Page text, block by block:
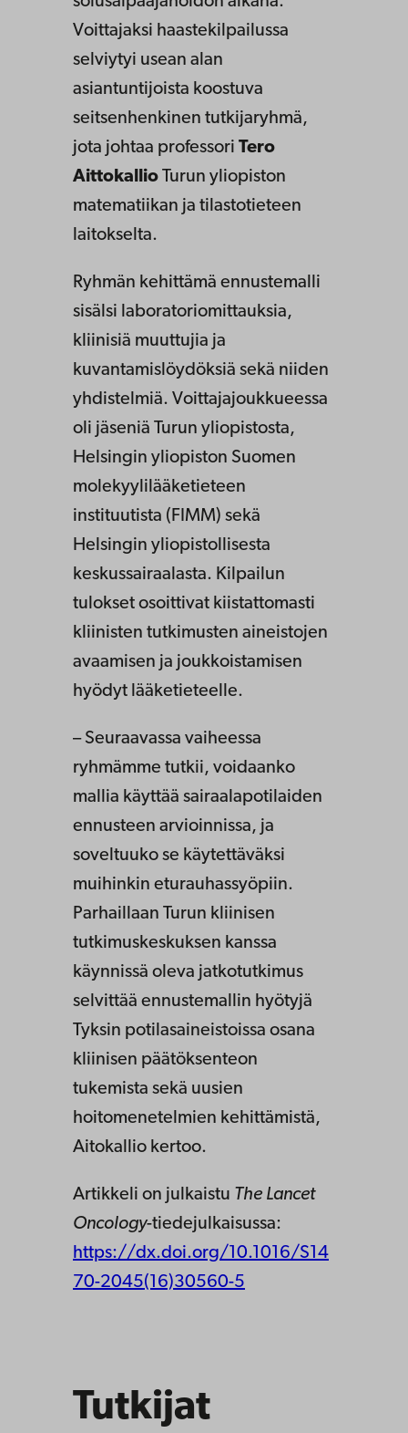
Voittajaksi haastekilpailussa
selviytyi usean alan
asiantuntijoista koostuva
seitsenhenkinen tutkijaryhmä,
jota johtaa professori Tero
Aittokallio Turun yliopiston
matematiikan ja tilastotieteen
laitokselta.
Ryhmän kehittämä ennustemalli
sisälsi laboratoriomittauksia,
kliinisiä muuttujia ja
kuvantamislöydöksiä sekä niiden
yhdistelmiä. Voittajajoukkueessa
oli jäseniä Turun yliopistosta,
Helsingin yliopiston Suomen
molekyylilääketieteen
instituutista (FIMM) sekä
Helsingin yliopistollisesta
keskussairaalasta. Kilpailun
tulokset osoittivat kiistattomasti
kliinisten tutkimusten aineistojen
avaamisen ja joukkoistamisen
hyödyt lääketieteelle.
– Seuraavassa vaiheessa
ryhmämme tutkii, voidaanko
mallia käyttää sairaalapotilaiden
ennusteen arvioinnissa, ja
soveltuuko se käytettäväksi
muihinkin eturauhassyöpiin.
Parhaillaan Turun kliinisen
tutkimuskeskuksen kanssa
käynnissä oleva jatkotutkimus
selvittää ennustemallin hyötyjä
Tyksin potilasaineistoissa osana
kliinisen päätöksenteon
tukemista sekä uusien
hoitomenetelmien kehittämistä,
Aitokallio kertoo.
Artikkeli on julkaistu The Lancet
Oncology-tiedejulkaisussa:
https://dx.doi.org/10.1016/S14
70-2045(16)30560-5
Tutkijat